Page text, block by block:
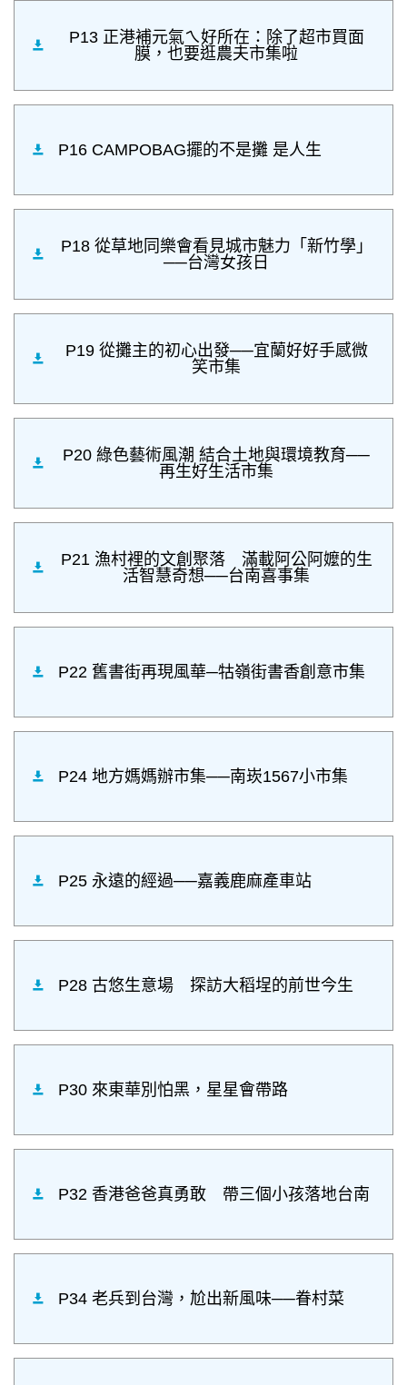
P13 正港補元氣ㄟ好所在：除了超市買面
膜，也要逛農夫市集啦
P16 CAMPOBAG擺的不是攤 是人生
P18 從草地同樂會看見城市魅力「新竹學」
──台灣女孩日
P19 從攤主的初心出發──宜蘭好好手感微
笑市集
P20 綠色藝術風潮 結合土地與環境教育──
再生好生活市集
P21 漁村裡的文創聚落 滿載阿公阿嬤的生
活智慧奇想──台南喜事集
P22 舊書街再現風華─牯嶺街書香創意市集
P24 地方媽媽辦市集──南崁1567小市集
P25 永遠的經過──嘉義鹿麻產車站
P28 古悠生意場 探訪大稻埕的前世今生
P30 來東華別怕黑，星星會帶路
P32 香港爸爸真勇敢 帶三個小孩落地台南
P34 老兵到台灣，尬出新風味──眷村菜